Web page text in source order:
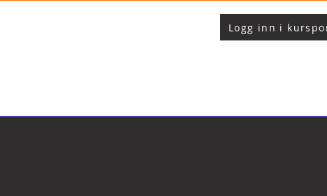
Logg inn i